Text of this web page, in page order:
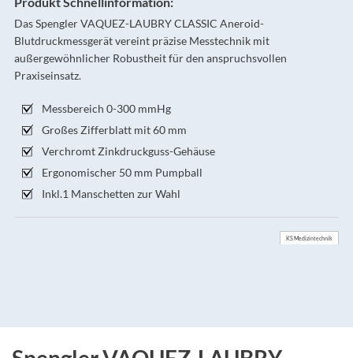
Das Spengler VAQUEZ-LAUBRY CLASSIC Aneroid-
Blutdruckmessgerät vereint präzise Messtechnik mit
außergewöhnlicher Robustheit für den anspruchsvollen
Praxiseinsatz.
Messbereich 0-300 mmHg
Großes Zifferblatt mit 60 mm
Verchromt Zinkdruckguss-Gehäuse
Ergonomischer 50 mm Pumpball
Inkl.1 Manschetten zur Wahl
KS Medizintechnik